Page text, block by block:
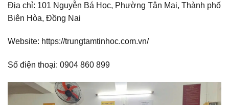
Địa chỉ: 101 Nguyễn Bá Học, Phường Tân Mai, Thành phố
Biên Hòa, Đồng Nai
Website: https://trungtamtinhoc.com.vn/
Số điện thoại: 0904 860 899